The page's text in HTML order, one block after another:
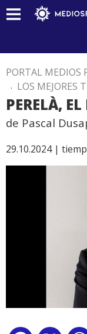
PORTAL MEDIOS
. LOS MEJORES
PERELÀ,
de Pascal
29.10.2024 |